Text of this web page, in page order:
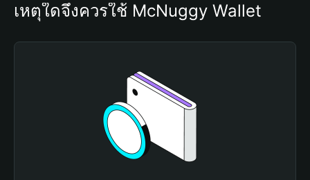
เหตุใดจึงควรใช้ McNuggy Wallet